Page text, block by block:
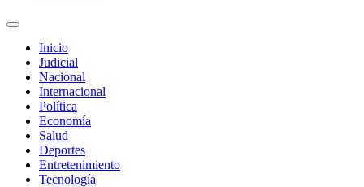
Inicio
Judicial
Nacional
Internacional
Política
Economía
Salud
Deportes
Entretenimiento
Tecnología